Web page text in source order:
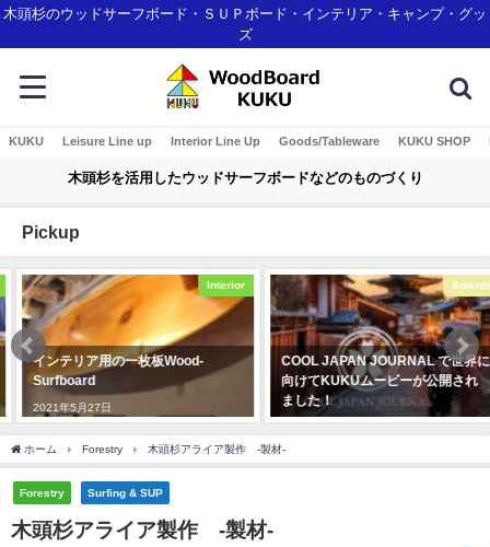
木頭杉のウッドサーフボード・ＳＵＰボード・インテリア・キャンプ・グッ
ズ
KUKU Leisure Line up Interior Line Up Goods/Tableware KUKU SHOP
木頭杉を活用したウッドサーフボードなどのものづくり
Pickup
Interior
インテリア用の一枚板Wood-
Surfboard
2021年5月27日
Awards
COOL JAPAN JOURNAL で世界に
向けてKUKUムービーが公開され
ました！
ホーム Forestry 木頭杉アライア製作 -製材-
Forestry Surfing & SUP
木頭杉アライア製作 -製材-